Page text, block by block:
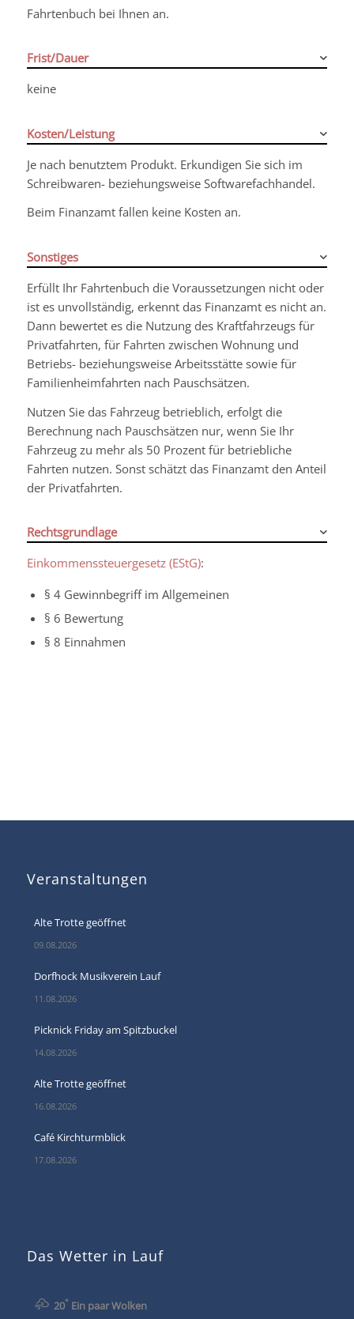
Fahrtenbuch bei Ihnen an.
Frist/Dauer
keine
Kosten/Leistung
Je nach benutztem Produkt. Erkundigen Sie sich im
Schreibwaren- beziehungsweise Softwarefachhandel.
Beim Finanzamt fallen keine Kosten an.
Sonstiges
Erfüllt Ihr Fahrtenbuch die Voraussetzungen nicht oder
ist es unvollständig, erkennt das Finanzamt es nicht an.
Dann bewertet es die Nutzung des Kraftfahrzeugs für
Privatfahrten, für Fahrten zwischen Wohnung und
Betriebs- beziehungsweise Arbeitsstätte sowie für
Familienheimfahrten nach Pauschsätzen.
Nutzen Sie das Fahrzeug betrieblich, erfolgt die
Berechnung nach Pauschsätzen nur, wenn Sie Ihr
Fahrzeug zu mehr als 50 Prozent für betriebliche
Fahrten nutzen. Sonst schätzt das Finanzamt den Anteil
der Privatfahrten.
Rechtsgrundlage
Einkommenssteuergesetz (EStG):
§ 4 Gewinnbegriff im Allgemeinen
§ 6 Bewertung
§ 8 Einnahmen
Veranstaltungen
Alte Trotte geöffnet
09.08.2026
Dorfhock Musikverein Lauf
11.08.2026
Picknick Friday am Spitzbuckel
14.08.2026
Alte Trotte geöffnet
16.08.2026
Café Kirchturmblick
17.08.2026
Das Wetter in Lauf
20° Ein paar Wolken